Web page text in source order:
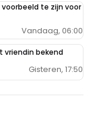
te zijn voor
Vandaag, 06:00
vriendin bekend
Gisteren, 17:50